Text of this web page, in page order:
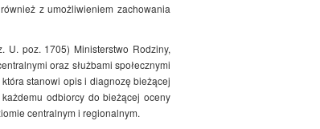
z umożliwieniem zachowania
U. poz. 1705) Ministerstwo Rodziny,
oraz służbami społecznymi
która stanowi opis i diagnozę bieżącej
odbiorcy do bieżącej oceny
centralnym i regionalnym.